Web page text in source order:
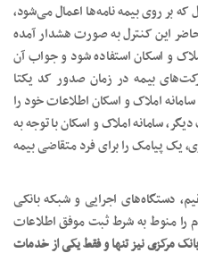
بر روی بیمه نامه‌ها اعمال می‌شود،
این کنترل به صورت هشدار آمده
و اسکان استفاده شود و جواب آن
بیمه در زمان صدور کد یکتا
املاک و اسکان اطلاعات خود را
سامانه املاک و اسکان با توجه به
یک پیامک را برای فرد متقاضی بیمه
دستگاه‌های اجرایی و شبکه بانکی
را منوط به شرط ثبت موفق اطلاعات
مرکزی نیز تنها و فقط یکی از خدمات